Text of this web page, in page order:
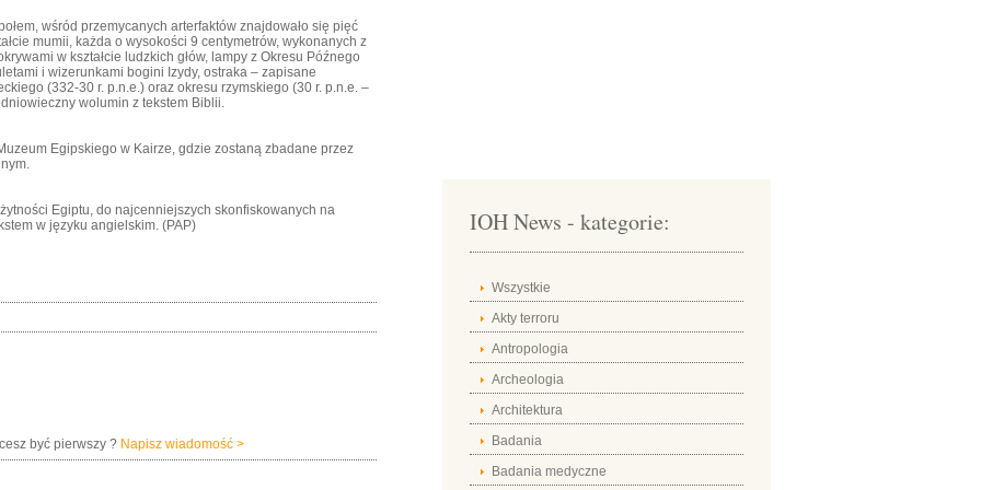
wśród przemycanych arterfaktów znajdowało się pięć
mumii, każda o wysokości 9 centymetrów, wykonanych z
w kształcie ludzkich głów, lampy z Okresu Późnego
i wizerunkami bogini Izydy, ostraka – zapisane
(332-30 r. p.n.e.) oraz okresu rzymskiego (30 r. p.n.e. –
wolumin z tekstem Biblii.
Egipskiego w Kairze, gdzie zostaną zbadane przez
Egiptu, do najcenniejszych skonfiskowanych na
w języku angielskim. (PAP)
być pierwszy ? Napisz wiadomość >
IOH News - kategorie:
Wszystkie
Akty terroru
Antropologia
Archeologia
Architektura
Badania
Badania medyczne